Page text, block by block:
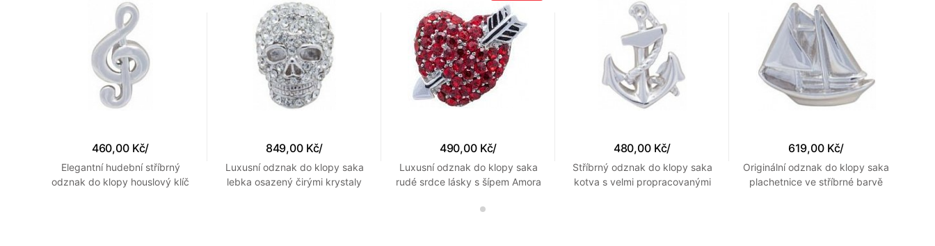
460,00 Kč/
Elegantní hudební stříbrný
odznak do klopy houslový klíč
849,00 Kč/
Luxusní odznak do klopy saka
lebka osazený čirými krystaly
490,00 Kč/
Luxusní odznak do klopy saka
rudé srdce lásky s šípem Amora
480,00 Kč/
Stříbrný odznak do klopy saka
kotva s velmi propracovanými
619,00 Kč/
Originální odznak do klopy saka
plachetnice ve stříbrné barvě